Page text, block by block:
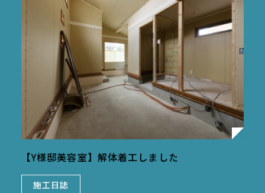
【Y様邸美容室】解体着工しました
施工日誌